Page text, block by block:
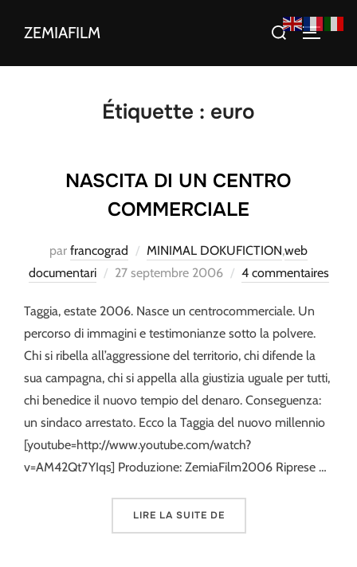
ZEMIAFILM Rechercher :
Étiquette : euro
NASCITA DI UN CENTRO
COMMERCIALE
par francograd MINIMAL DOKUFICTION,web
documentari
Publié
27 septembre 2006 4 commentaires
Taggia, estate 2006. Nasce un centrocommerciale. Un
percorso di immagini e testimonianze sotto la polvere.
Chi si ribella all’aggressione del territorio, chi difende la
sua campagna, chi si appella alla giustizia uguale per tutti,
chi benedice il nuovo tempio del denaro. Conseguenza:
un sindaco arrestato. Ecco la Taggia del nuovo millennio
[youtube=http://www.youtube.com/watch?
v=AM42Qt7YIqs] Produzione: ZemiaFilm2006 Riprese …
LIRE LA SUITE DE« NASCITA DI UN